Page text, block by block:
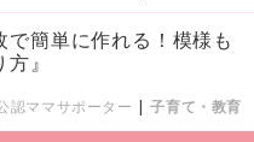
で簡単に作れる！模様も
』
認ママサポーター |子育て・教育